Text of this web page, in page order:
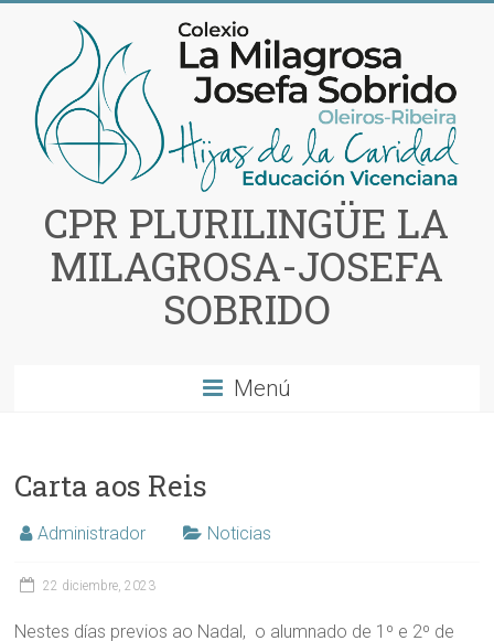
contenido
CPR PLURILINGÜE LA
MILAGROSA-JOSEFA
SOBRIDO
Menú
Carta aos Reis
Administrador Noticias
22 diciembre, 2023
Nestes días previos ao Nadal, o alumnado de 1º e 2º de